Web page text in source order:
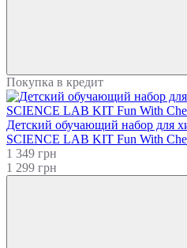
Покупка в кредит
Детский обучающий набор для
SCIENCE LAB KIT Fun With
1 349 грн
1 299 грн